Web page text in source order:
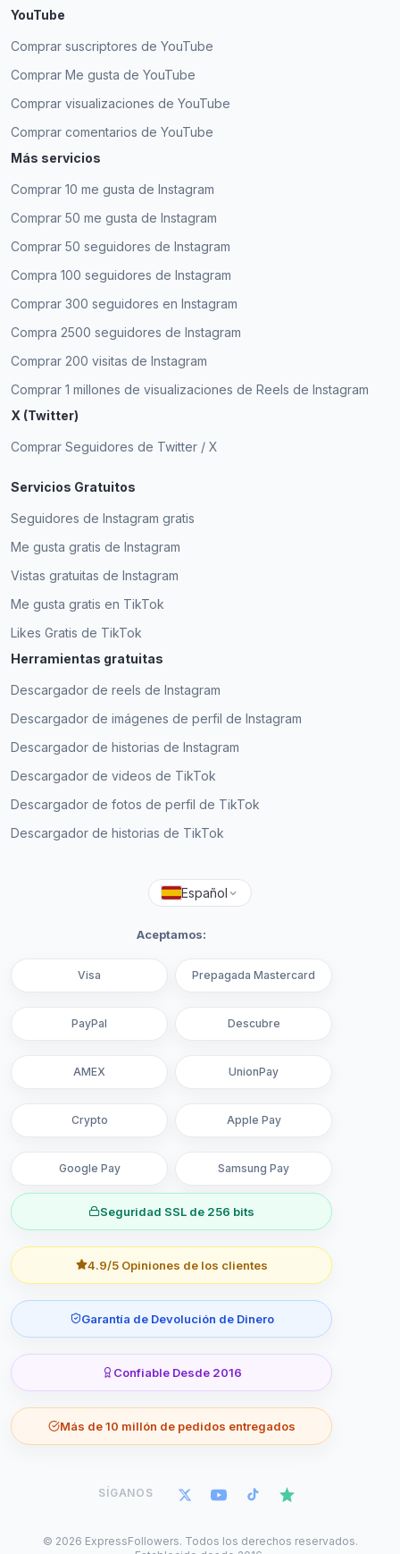
YouTube
Comprar suscriptores de YouTube
Comprar Me gusta de YouTube
Comprar visualizaciones de YouTube
Comprar comentarios de YouTube
Más servicios
Comprar 10 me gusta de Instagram
Comprar 50 me gusta de Instagram
Comprar 50 seguidores de Instagram
Compra 100 seguidores de Instagram
Comprar 300 seguidores en Instagram
Compra 2500 seguidores de Instagram
Comprar 200 visitas de Instagram
Comprar 1 millones de visualizaciones de Reels de Instagram
X (Twitter)
Comprar Seguidores de Twitter / X
Servicios Gratuitos
Seguidores de Instagram gratis
Me gusta gratis de Instagram
Vistas gratuitas de Instagram
Me gusta gratis en TikTok
Likes Gratis de TikTok
Herramientas gratuitas
Descargador de reels de Instagram
Descargador de imágenes de perfil de Instagram
Descargador de historias de Instagram
Descargador de videos de TikTok
Descargador de fotos de perfil de TikTok
Descargador de historias de TikTok
Español
Aceptamos:
Visa Prepagada Mastercard
PayPal Descubre
AMEX UnionPay
Crypto Apple Pay
Google Pay Samsung Pay
Seguridad SSL de 256 bits
4.9/5 Opiniones de los clientes
Garantía de Devolución de Dinero
Confiable Desde 2016
Más de 10 millón de pedidos entregados
SÍGANOS
© 2026 ExpressFollowers. Todos los derechos reservados.